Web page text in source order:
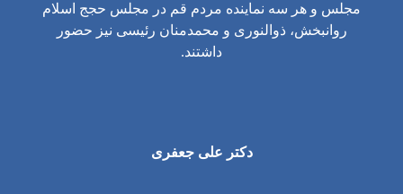
مجلس و هر سه نماینده مردم قم در مجلس حجج اسلام
روانبخش، ذوالنوری و محمدمنان رئیسی نیز حضور
داشتند.
دکتر علی جعفری